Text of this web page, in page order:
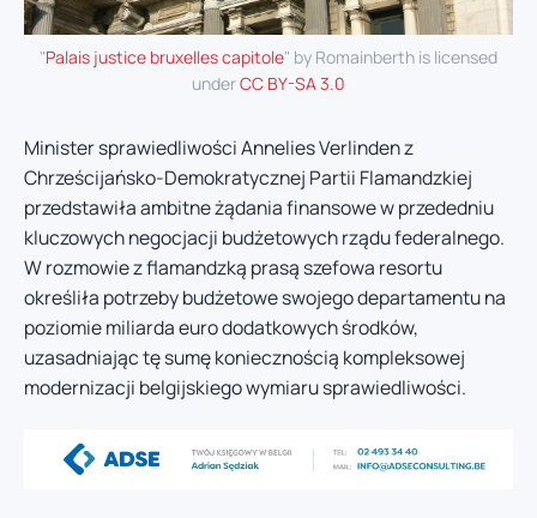
"Palais justice bruxelles capitole" by Romainberth is licensed
underCC BY-SA 3.0
Minister sprawiedliwości Annelies Verlinden z
Chrześcijańsko-Demokratycznej Partii Flamandzkiej
przedstawiła ambitne żądania finansowe w przededniu
kluczowych negocjacji budżetowych rządu federalnego.
W rozmowie z flamandzką prasą szefowa resortu
określiła potrzeby budżetowe swojego departamentu na
poziomie miliarda euro dodatkowych środków,
uzasadniając tę sumę koniecznością kompleksowej
modernizacji belgijskiego wymiaru sprawiedliwości.